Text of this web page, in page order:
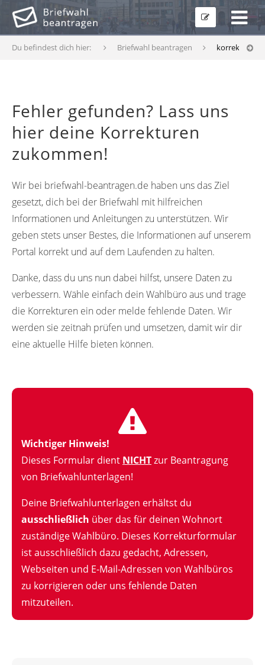
Du befindest dich hier: Briefwahl beantragen
Fehler gefunden? Lass uns
hier deine Korrekturen
zukommen!
Wir bei briefwahl-beantragen.de haben uns das Ziel
gesetzt, dich bei der Briefwahl mit hilfreichen
Informationen und Anleitungen zu unterstützen. Wir
geben stets unser Bestes, die Informationen auf unserem
Portal korrekt und auf dem Laufenden zu halten.
Danke, dass du uns nun dabei hilfst, unsere Daten zu
verbessern. Wähle einfach dein Wahlbüro aus und trage
die Korrekturen ein oder melde fehlende Daten. Wir
werden sie zeitnah prüfen und umsetzen, damit wir dir
eine aktuelle Hilfe bieten können.
Wichtiger Hinweis!
Dieses Formular dient NICHTzur Beantragung
von Briefwahlunterlagen!
Deine Briefwahlunterlagen erhältst du
ausschließlich über das für deinen Wohnort
zuständige Wahlbüro. Dieses Korrekturformular
ist ausschließlich dazu gedacht, Adressen,
Webseiten und E-Mail-Adressen von Wahlbüros
zu korrigieren oder uns fehlende Daten
mitzuteilen.